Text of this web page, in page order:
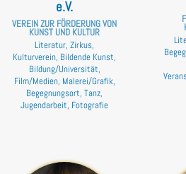
e.V.
VEREIN ZUR FÖRDERUNG VON
KUNST UND KULTUR
Literatur, Zirkus,
Kulturverein, Bildende Kunst,
Bildung/Universität,
Film/Medien, Malerei/Grafik,
Begegnungsort, Tanz,
Jugendarbeit, Fotografie